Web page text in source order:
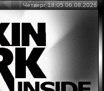
Четверг 18:05 06.08.2026